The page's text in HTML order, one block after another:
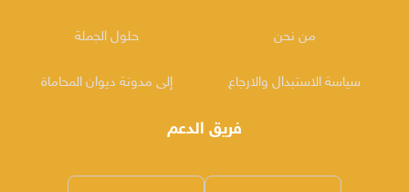
من نحن
سياسة الاستبدال والارجاع
حلول الجملة
إلى مدونة ديوان المحاماة
فريق الدعم